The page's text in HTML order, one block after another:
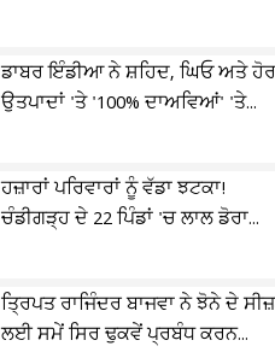
ਡਾਬਰ ਇੰਡੀਆ ਨੇ ਸ਼ਹਿਦ, ਘਿਓ ਅਤੇ ਹੋਰ
ਉਤਪਾਦਾਂ 'ਤੇ '100% ਦਾਅਵਿਆਂ' 'ਤੇ...
ਹਜ਼ਾਰਾਂ ਪਰਿਵਾਰਾਂ ਨੂੰ ਵੱਡਾ ਝਟਕਾ!
ਚੰਡੀਗੜ੍ਹ ਦੇ 22 ਪਿੰਡਾਂ 'ਚ ਲਾਲ ਡੋਰਾ...
ਤ੍ਰਿਪਤ ਰਾਜਿੰਦਰ ਬਾਜਵਾ ਨੇ ਝੋਨੇ ਦੇ
ਲਈ ਸਮੇਂ ਸਿਰ ਢੁਕਵੇਂ ਪ੍ਰਬੰਧ ਕਰਨ...